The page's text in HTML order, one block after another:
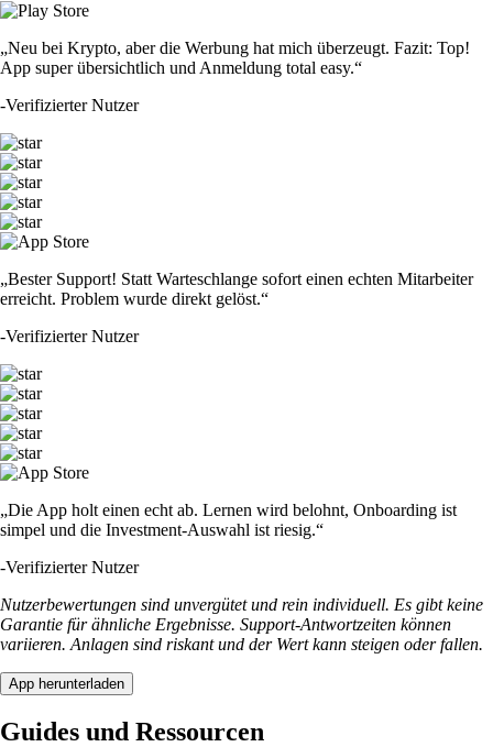
„Neu bei Krypto, aber die Werbung hat mich überzeugt. Fazit: Top!
App super übersichtlich und Anmeldung total easy.“
-Verifizierter Nutzer
„Bester Support! Statt Warteschlange sofort einen echten Mitarbeiter
erreicht. Problem wurde direkt gelöst.“
-Verifizierter Nutzer
„Die App holt einen echt ab. Lernen wird belohnt, Onboarding ist
simpel und die Investment-Auswahl ist riesig.“
-Verifizierter Nutzer
Nutzerbewertungen sind unvergütet und rein individuell. Es gibt keine
Garantie für ähnliche Ergebnisse. Support-Antwortzeiten können
variieren. Anlagen sind riskant und der Wert kann steigen oder fallen.
App herunterladen
Guides und Ressourcen